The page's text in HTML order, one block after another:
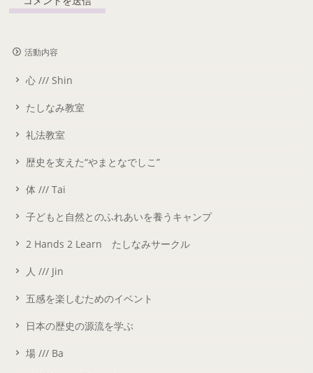
活動内容
心 /// Shin
たしなみ教室
礼法教室
歴史を支えた“やまとなでしこ”
体 /// Tai
子どもと自然とのふれあいを養うキャンプ
2 Hands 2 Learn たしなみサークル
人 /// Jin
五感を楽しむためのイベント
日本の歴史の源流を学ぶ
場 /// Ba